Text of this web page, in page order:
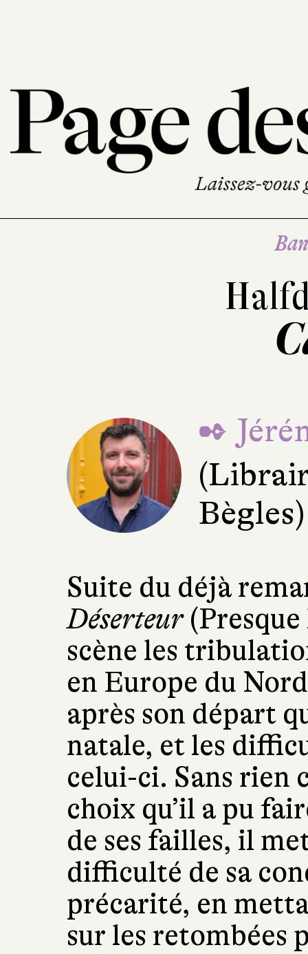
✒
Bègles)
Suite du déjà
Déserteur
scène les
en Europe du
après son départ
natale, et les
celui-ci. Sans rien
choix qu’il a pu
de ses failles, il
difficulté de sa
précarité, en
sur les retombées